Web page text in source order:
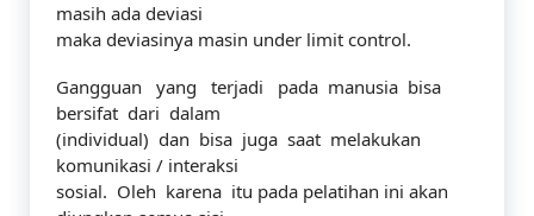
masih ada deviasi
maka deviasinya masin under limit control.
Gangguan yang terjadi pada manusia bisa
bersifat dari dalam
(individual) dan bisa juga saat melakukan
komunikasi / interaksi
sosial. Oleh karena itu pada pelatihan ini akan